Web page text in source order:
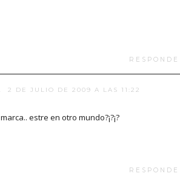
2 DE JULIO DE 2009 A LAS 11:22
estre en otro mundo?¡?¡?